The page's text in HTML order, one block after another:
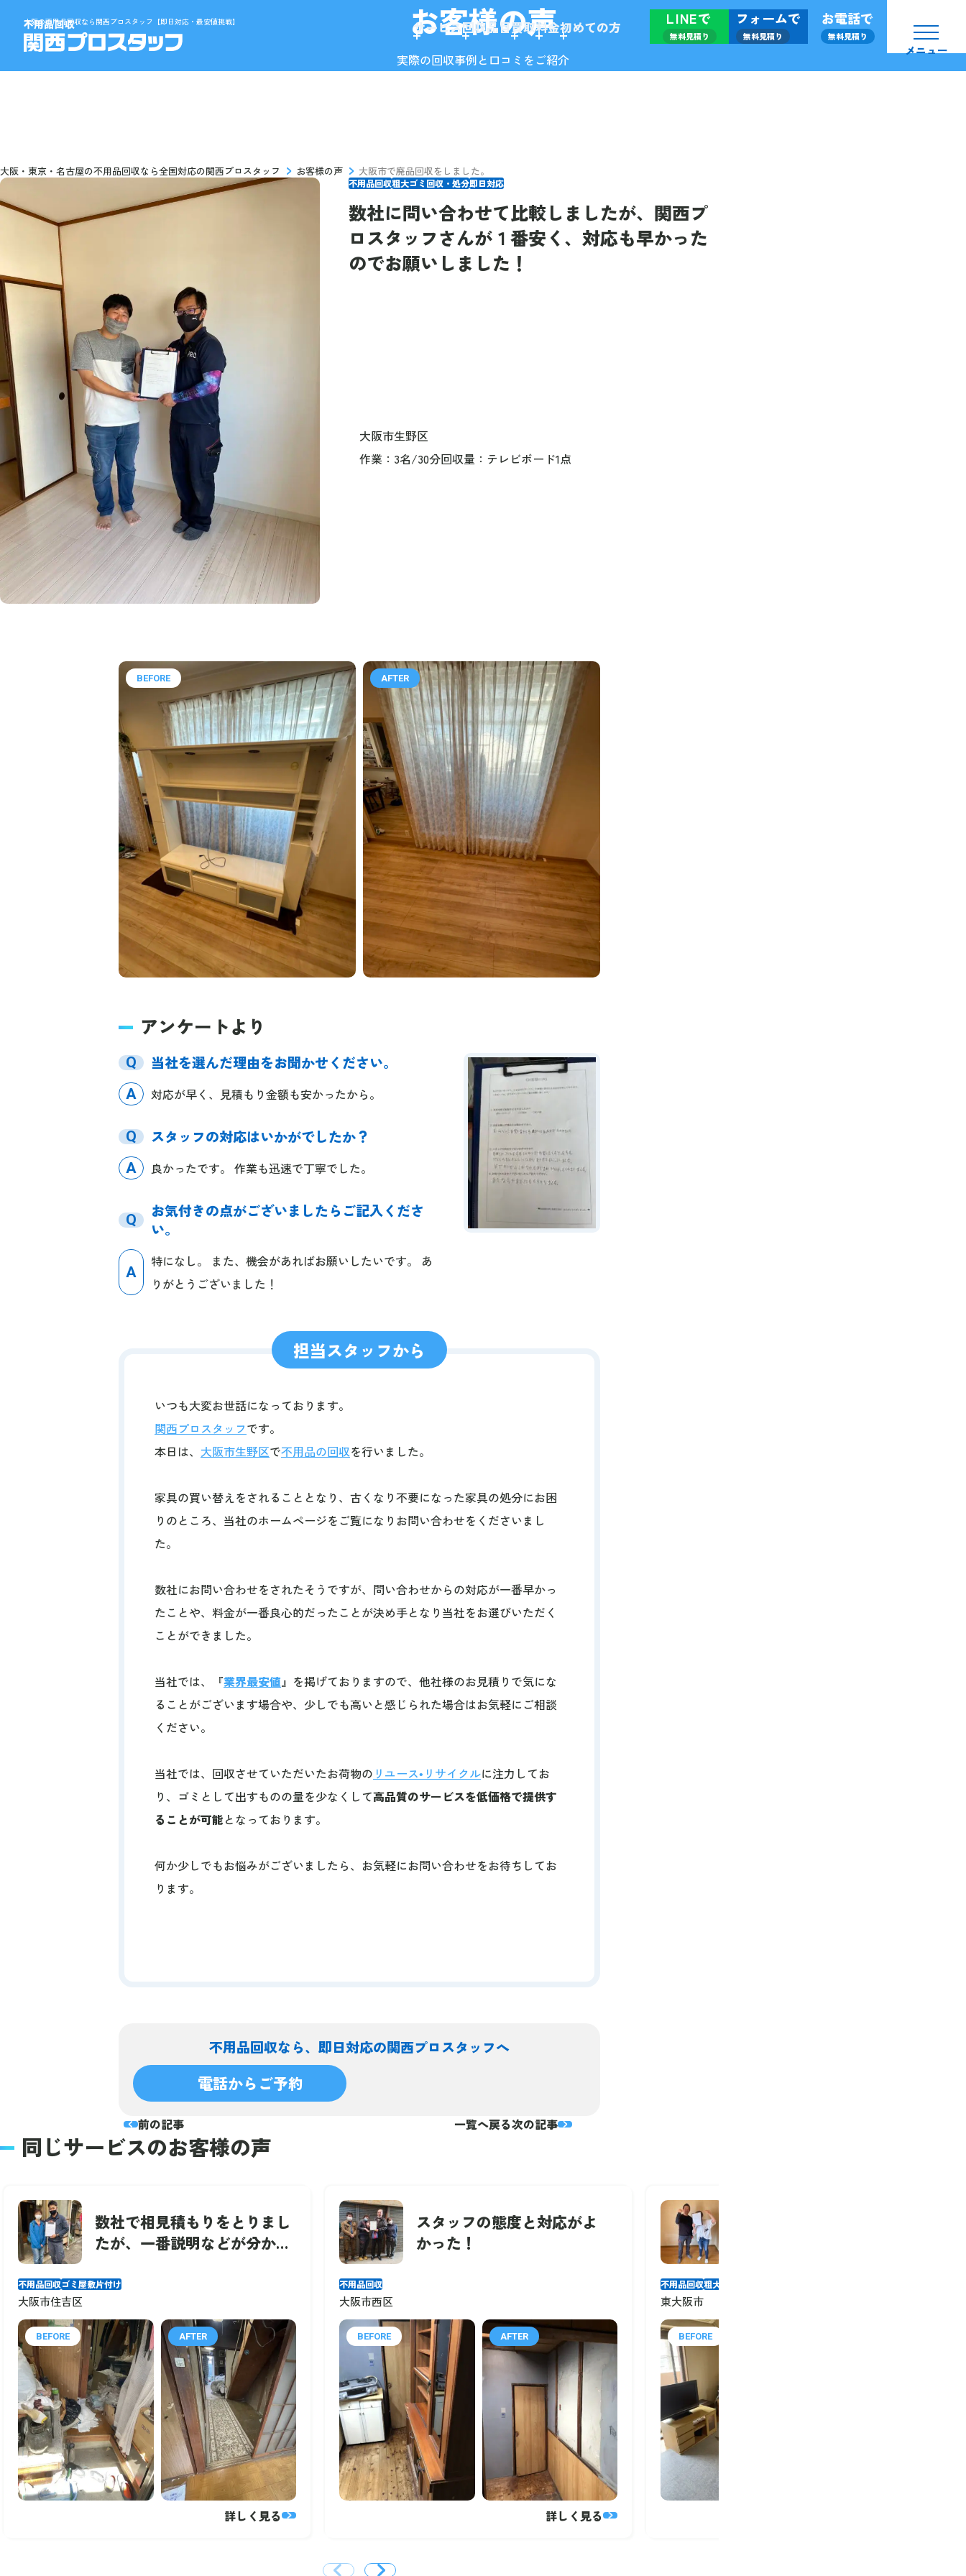
大阪の不用品回収なら関西プロスタッフ【即日対応・最安値挑戦】 サービス回収品目買取料金初めての方 LINEで
無料見積り
フォームで
無料見積り
お電話で
無料見積り
メニュー
お客様の声
実際の回収事例と口コミをご紹介
大阪・東京・名古屋の不用品回収なら全国対応の関西プロスタッフ お客様の声 大阪市で廃品回収をしました。
不用品回収粗大ゴミ回収・処分即日対応
数社に問い合わせて比較しましたが、関西プ
ロスタッフさんが１番安く、対応も早かった
のでお願いしました！
大阪市生野区
作業
3名/30分回収量 テレビボード1点
BEFORE AFTER
アンケートより
Q 当社を選んだ理由をお聞かせください。
A 対応が早く、見積もり金額も安かったから。
Q スタッフの対応はいかがでしたか？
A 良かったです。 作業も迅速で丁寧でした。
Q
お気付きの点がございましたらご記入くださ
い。
A
特になし。 また、機会があればお願いしたいです。 あ
りがとうございました！
担当スタッフから
いつも大変お世話になっております。
関西プロスタッフです。
本日は、 大阪市生野区で不用品の回収を行いました。
家具の買い替えをされることとなり、古くなり不要になった家具の処分にお困
りのところ、当社のホームページをご覧になりお問い合わせをくださいまし
た。
数社にお問い合わせをされたそうですが、問い合わせからの対応が一番早かっ
たことや、料金が一番良心的だったことが決め手となり当社をお選びいただく
ことができました。
当社では、『業界最安値』を掲げておりますので、他社様のお見積りで気にな
ることがございます場合や、少しでも高いと感じられた場合はお気軽にご相談
ください。
当社では、回収させていただいたお荷物の リユース•リサイクルに注力してお
り、ゴミとして出すものの量を少なくして高品質のサービスを低価格で提供す
ることが可能となっております。
何か少しでもお悩みがございましたら、お気軽にお問い合わせをお待ちしてお
ります。
不用品回収なら、 即日対応の関西プロスタッフへ
電話からご予約
前の記事 一覧へ戻る次の記事
同じサービスのお客様の声
数社で相見積もりをとりまし
たが、一番説明などが分かり
た！
不用品回収ゴミ屋敷片付け
大阪市住吉区
BEFORE AFTER
詳しく見る
スタッフの態度と対応がよ
かった！
不用品回収
大阪市西区
BEFORE AFTER
詳しく見る
不用品回収粗大ゴミ回収・処分
東大阪市
BEFORE